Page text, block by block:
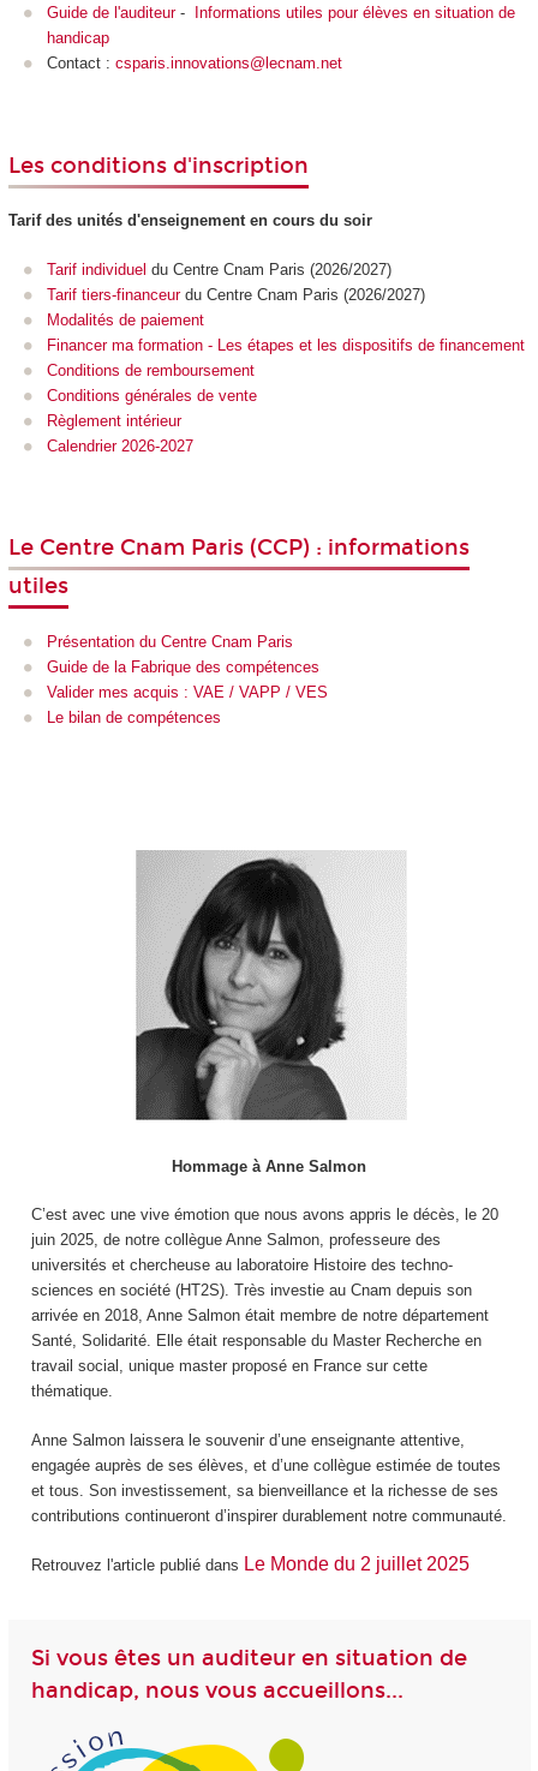
Guide de l'auditeur-
Informations utiles pour élèves en situation de
handicap
Contact : csparis.innovations@lecnam.net
Les conditions d'inscription
Tarif des unités d'enseignementen cours du soir
Tarif individuel du Centre Cnam Paris (2026/2027)
Tarif tiers-financeurdu Centre Cnam Paris (2026/2027)
Modalités de paiement
Financer ma formation - Les étapes et les dispositifs de financement
Conditions de remboursement
Conditions générales de vente
Règlement intérieur
Calendrier 2026-2027
Le Centre Cnam Paris (CCP) : informations
utiles
Présentation du Centre Cnam Paris
Guide de la Fabrique des compétences
Valider mes acquis : VAE / VAPP / VES
Le bilan de compétences
Hommage à Anne Salmon
C’est avec une vive émotion que nous avons appris le décès, le 20
juin 2025, de notre collègue Anne Salmon, professeure des
universités et chercheuse au laboratoire Histoire des techno-
sciences en société (HT2S). Très investie au Cnam depuis son
arrivée en 2018, Anne Salmon était membre de notre département
Santé, Solidarité. Elle était responsable du Master Recherche en
travail social, unique master proposé en France sur cette
thématique.
Anne Salmon laissera le souvenir d’une enseignante attentive,
engagée auprès de ses élèves, et d’une collègue estimée de toutes
et tous. Son investissement, sa bienveillance et la richesse de ses
contributions continueront d’inspirer durablement notre communauté.
Retrouvez l'article publié dans Le Monde du 2 juillet 2025
Si vous êtes un auditeur en situation de
handicap, nous vous accueillons...